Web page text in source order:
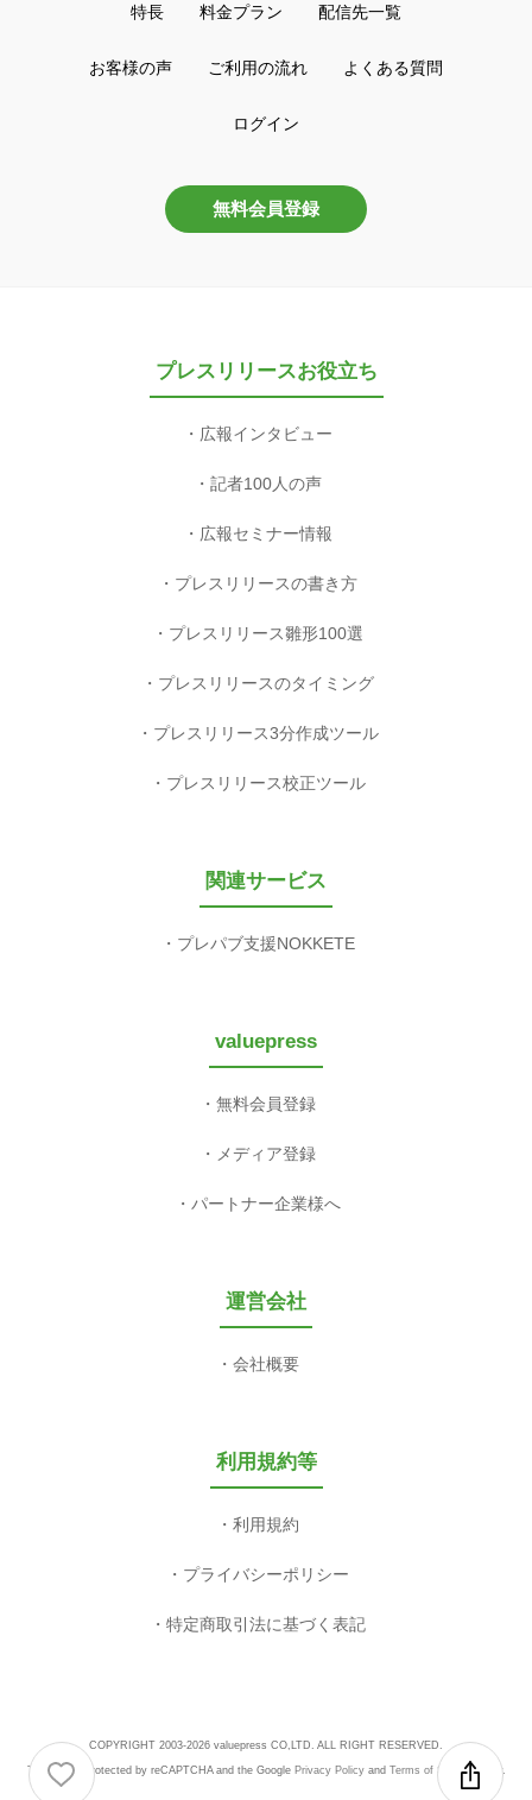
特長 料金プラン 配信先一覧
お客様の声 ご利用の流れ よくある質問
ログイン
無料会員登録
プレスリリースお役立ち
広報インタビュー
記者100人の声
広報セミナー情報
プレスリリースの書き方
プレスリリース雛形100選
プレスリリースのタイミング
プレスリリース3分作成ツール
プレスリリース校正ツール
関連サービス
プレパブ支援NOKKETE
valuepress
無料会員登録
メディア登録
パートナー企業様へ
運営会社
会社概要
利用規約等
利用規約
プライバシーポリシー
特定商取引法に基づく表記
COPYRIGHT 2003-2026 valuepress CO,LTD. ALL RIGHT RESERVED.
This site is protected by reCAPTCHA and the Google Privacy Policyand Terms of Serviceapply.